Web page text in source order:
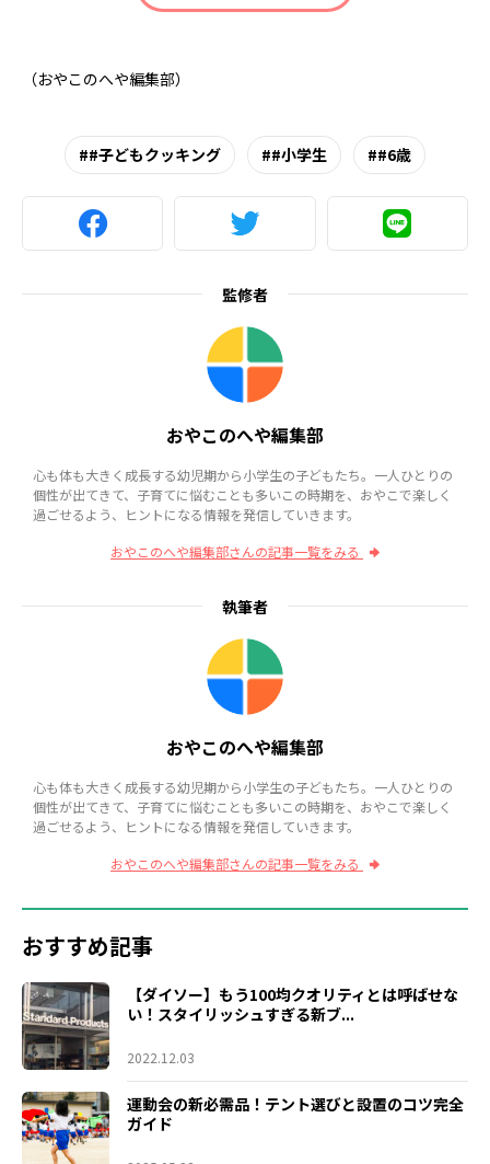
（おやこのへや編集部）
#子どもクッキング #小学生 #6歳
監修者
おやこのへや編集部
心も体も大きく成長する幼児期から小学生の子どもたち。一人ひとりの
個性が出てきて、子育てに悩むことも多いこの時期を、おやこで楽しく
過ごせるよう、ヒントになる情報を発信していきます。
おやこのへや編集部さんの記事一覧をみる
執筆者
おやこのへや編集部
心も体も大きく成長する幼児期から小学生の子どもたち。一人ひとりの
個性が出てきて、子育てに悩むことも多いこの時期を、おやこで楽しく
過ごせるよう、ヒントになる情報を発信していきます。
おやこのへや編集部さんの記事一覧をみる
おすすめ記事
【ダイソー】もう100均クオリティとは呼ばせな
い！スタイリッシュすぎる新ブ...
2022.12.03
運動会の新必需品！テント選びと設置のコツ完全
ガイド